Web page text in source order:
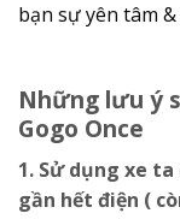
bạn sự yên tâm
Những lưu ý
Gogo Once
1. Sử dụng xe ta
gần hết điện (